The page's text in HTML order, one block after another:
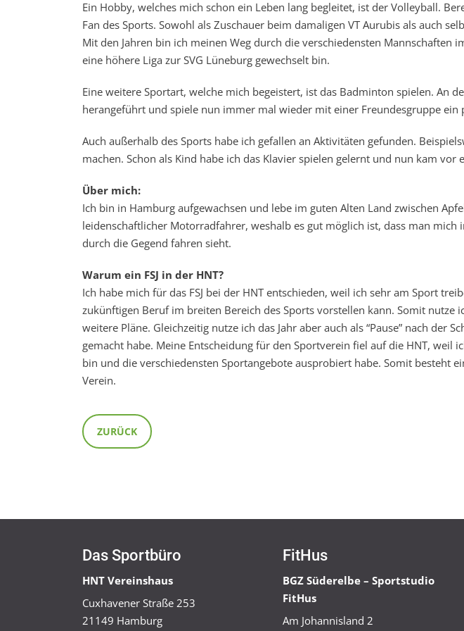
Ein Hobby, welches mich schon ein Leben lang begleitet, ist der Volleyball.
Fan des Sports. Sowohl als Zuschauer beim damaligen VT Aurubis als auch
Mit den Jahren bin ich meinen Weg durch die verschiedensten Mannschaften
eine höhere Liga zur SVG Lüneburg gewechselt bin.
Eine weitere Sportart, welche mich begeistert, ist das Badminton spielen. An
herangeführt und spiele nun immer mal wieder mit einer Freundesgruppe ein
Auch außerhalb des Sports habe ich gefallen an Aktivitäten gefunden.
machen. Schon als Kind habe ich das Klavier spielen gelernt und nun kam vor
Über mich:
Ich bin in Hamburg aufgewachsen und lebe im guten Alten Land zwischen
leidenschaftlicher Motorradfahrer, weshalb es gut möglich ist, dass man
durch die Gegend fahren sieht.
Warum ein FSJ in der HNT?
Ich habe mich für das FSJ bei der HNT entschieden, weil ich sehr am Sport
zukünftigen Beruf im breiten Bereich des Sports vorstellen kann. Somit nutze
weitere Pläne. Gleichzeitig nutze ich das Jahr aber auch als “Pause” nach der
gemacht habe. Meine Entscheidung für den Sportverein fiel auf die HNT, weil
bin und die verschiedensten Sportangebote ausprobiert habe. Somit besteht
Verein.
ZURÜCK
Das Sportbüro
HNT Vereinshaus
Cuxhavener Straße 253
21149 Hamburg
FitHus
BGZ Süderelbe – Sportstudio
FitHus
Am Johannisland 2